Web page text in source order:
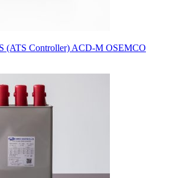
(ATS Controller) ACD-M OSEMCO